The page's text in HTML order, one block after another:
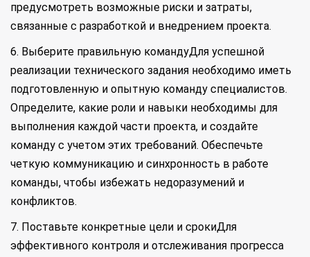
предусмотреть возможные риски и затраты,
связанные с разработкой и внедрением проекта.
6. Выберите правильную командуДля успешной
реализации технического задания необходимо иметь
подготовленную и опытную команду специалистов.
Определите, какие роли и навыки необходимы для
выполнения каждой части проекта, и создайте
команду с учетом этих требований. Обеспечьте
четкую коммуникацию и синхронность в работе
команды, чтобы избежать недоразумений и
конфликтов.
7. Поставьте конкретные цели и срокиДля
эффективного контроля и отслеживания прогресса